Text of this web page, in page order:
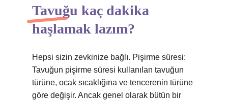
Tavuğu kaç dakika
haşlamak lazım?
Hepsi sizin zevkinize bağlı. Pişirme süresi:
Tavuğun pişirme süresi kullanılan tavuğun
türüne, ocak sıcaklığına ve tencerenin türüne
göre değişir. Ancak genel olarak bütün bir